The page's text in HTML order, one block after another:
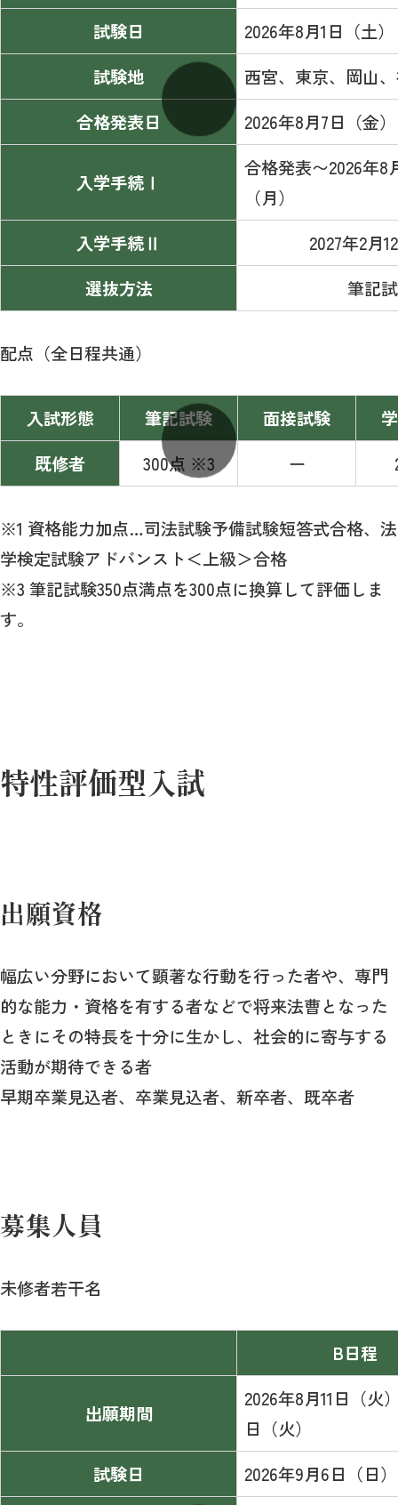
試験日
2026年8月1日（土）
試験地
西宮、東京、岡山
合格発表日
2026年8月7日（金）
入学手続Ⅰ
合格発表〜2026年8
（月）
入学手続Ⅱ
2027年2月
選抜方法
筆記
配点（全日程共通）
入試形態 筆記試験 面接試験
既修者
300点 ※3 ー
※1 資格能力加点…司法試験予備試験短答式合格、法
学検定試験アドバンスト＜上級＞合格
※3 筆記試験350点満点を300点に換算して評価しま
す。
特性評価型入試
出願資格
幅広い分野において顕著な行動を行った者や、専門
的な能力・資格を有する者などで将来法曹となった
ときにその特長を十分に生かし、社会的に寄与する
活動が期待できる者
早期卒業見込者、卒業見込者、新卒者、既卒者
募集人員
未修者若干名
B日程
出願期間
2026年8月11日（火
日（火）
試験日
2026年9月6日（日）